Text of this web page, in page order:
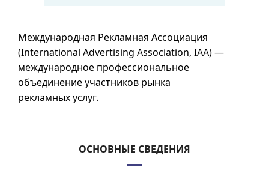
Международная Рекламная Ассоциация
(International Advertising Association, IAA) —
международное профессиональное
объединение участников рынка
рекламных услуг.
ОСНОВНЫЕ СВЕДЕНИЯ